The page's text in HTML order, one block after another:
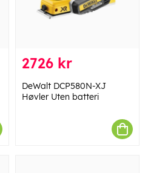
2726 kr
DeWalt DCP580N-XJ
Høvler Uten batteri